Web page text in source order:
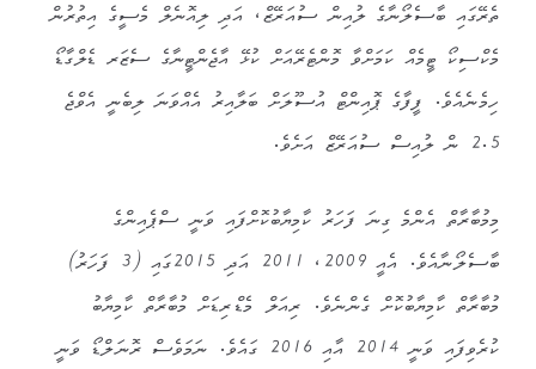
ތެރޭގައި ބާސެލޯނާގެ ލުއިން ސުއަރޭޒް، އަދި ލިއޮނެލް މެސީގެ އިތުރުން
މެކްސިކޯ ޓީމެއް ކަމަށްވާ މޮންޓެރޭއަށް ކުޅޭ އާޖެންޓީނާގެ ސެޒަރ ޑެލްގާޑޯ
ހިމެނެއެވެ. ފީފާގެ ޕޮއިންޓް އުސޫލަށް ބަލާއިރު އެއްވަނަ ލިބެނީ އެވްޖެ
2.5 ން ލުއިސް ސުއަރޭޒް އަށެވެ.
މިމުބާރާތް އެންމެ ގިނަ ފަހަރު ކާމިޔާބުކޮށްފައި ވަނީ ސްޕެއިންގެ
ބާސެލޯނާއެވެ. އެއީ 2009، 2011 އަދި 2015ގައި (3 ފަހަރު)
މުބާރާތް ކާމިޔާބުކޮށް ގެންނެވެ. ރިއަލް މެޑްރިޑަށް މުބާރާތް ކާމިޔާބު
ކުރެވިފައި ވަނީ 2014 އާއި 2016 ގައެވެ. ނަމަވެސް ރޮނަލްޑޯ ވަނީ